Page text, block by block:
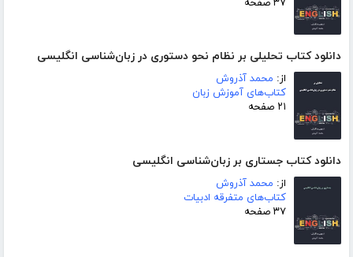
۳۷ صفحه
دانلود کتاب تحلیلی بر نظام نحو دستوری در زبان‌شناسی انگلیسی
از: محمد آذروش
کتاب‌های آموزش زبان
۲۱ صفحه
دانلود کتاب جستاری بر زبان‌شناسی انگلیسی
از: محمد آذروش
کتاب‌های متفرقه ادبیات
۳۷ صفحه